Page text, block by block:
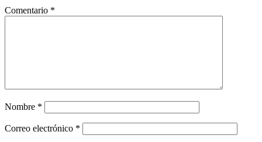
Comentario *
Nombre *
Correo electrónico *